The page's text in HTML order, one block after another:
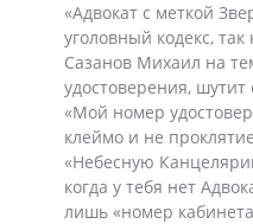
«Адвокат с меткой
уголовный кодекс,
Сазанов Михаил на
удостоверения,
«Мой номер
клеймо и не
«Небесную
когда у тебя нет
лишь «номер